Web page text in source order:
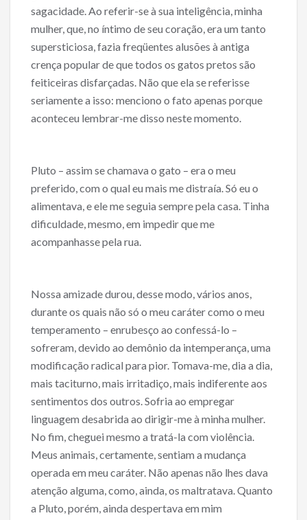
sagacidade. Ao referir-se à sua inteligência, minha
mulher, que, no íntimo de seu coração, era um tanto
supersticiosa, fazia freqüentes alusões à antiga
crença popular de que todos os gatos pretos são
feiticeiras disfarçadas. Não que ela se referisse
seriamente a isso: menciono o fato apenas porque
aconteceu lembrar-me disso neste momento.
Pluto – assim se chamava o gato – era o meu
preferido, com o qual eu mais me distraía. Só eu o
alimentava, e ele me seguia sempre pela casa. Tinha
dificuldade, mesmo, em impedir que me
acompanhasse pela rua.
Nossa amizade durou, desse modo, vários anos,
durante os quais não só o meu caráter como o meu
temperamento – enrubesço ao confessá-lo –
sofreram, devido ao demônio da intemperança, uma
modificação radical para pior. Tomava-me, dia a dia,
mais taciturno, mais irritadiço, mais indiferente aos
sentimentos dos outros. Sofria ao empregar
linguagem desabrida ao dirigir-me à minha mulher.
No fim, cheguei mesmo a tratá-la com violência.
Meus animais, certamente, sentiam a mudança
operada em meu caráter. Não apenas não lhes dava
atenção alguma, como, ainda, os maltratava. Quanto
a Pluto, porém, ainda despertava em mim